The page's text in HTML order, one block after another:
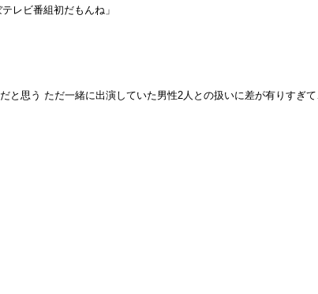
レビ番組初だもんね」
と思う ただ一緒に出演していた男性2人との扱いに差が有りすぎ